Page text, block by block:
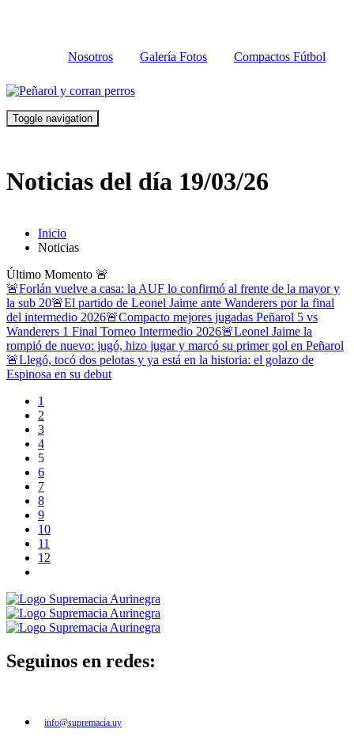
Nosotros Galería Fotos Compactos Fútbol
Toggle navigation
Noticias del día 19/03/26
Inicio
Noticias
Último Momento 🚨
🚨Forlán vuelve a casa: la AUF lo confirmó al frente de la mayor y
la sub 20🚨El partido de Leonel Jaime ante Wanderers por la final
del intermedio 2026🚨Compacto mejores jugadas Peñarol 5 vs
Wanderers 1 Final Torneo Intermedio 2026🚨Leonel Jaime la
rompió de nuevo: jugó, hizo jugar y marcó su primer gol en Peñarol
🚨Llegó, tocó dos pelotas y ya está en la historia: el golazo de
Espinosa en su debut
1
2
3
4
5
6
7
8
9
10
11
12
Seguinos en redes:
info@supremacia.uy